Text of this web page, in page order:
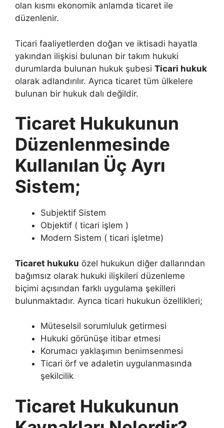
olan kısmı ekonomik anlamda ticaret ile
düzenlenir.
Ticari faaliyetlerden doğan ve iktisadi hayatla
yakından ilişkisi bulunan bir takım hukuki
durumlarda bulunan hukuk şubesi Ticari hukuk
olarak adlandırılır. Ayrıca ticaret tüm ülkelere
bulunan bir hukuk dalı değildir.
Ticaret Hukukunun
Düzenlenmesinde
Kullanılan Üç Ayrı
Sistem;
Subjektif Sistem
Objektif ( ticari işlem )
Modern Sistem ( ticari işletme)
Ticaret hukuku özel hukukun diğer dallarından
bağımsız olarak hukuki ilişkileri düzenleme
biçimi açısından farklı uygulama şekilleri
bulunmaktadır. Ayrıca ticari hukukun özellikleri;
Müteselsil sorumluluk getirmesi
Hukuki görünüşe itibar etmesi
Korumacı yaklaşımın benimsenmesi
Ticari örf ve adaletin uygulanmasında
şekilcilik
Ticaret Hukukunun